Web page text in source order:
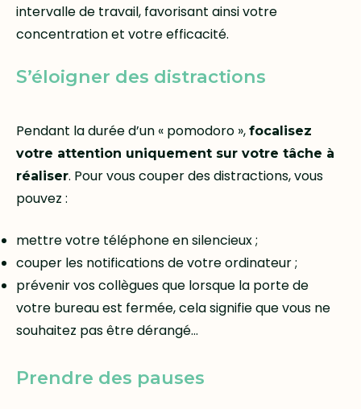
intervalle de travail, favorisant ainsi votre
concentration et votre efficacité.
S’éloigner des distractions
Pendant la durée d’un « pomodoro », focalisez
votre attention uniquement sur votre tâche à
réaliser. Pour vous couper des distractions, vous
pouvez :
mettre votre téléphone en silencieux ;
couper les notifications de votre ordinateur ;
prévenir vos collègues que lorsque la porte de
votre bureau est fermée, cela signifie que vous ne
souhaitez pas être dérangé…
Prendre des pauses